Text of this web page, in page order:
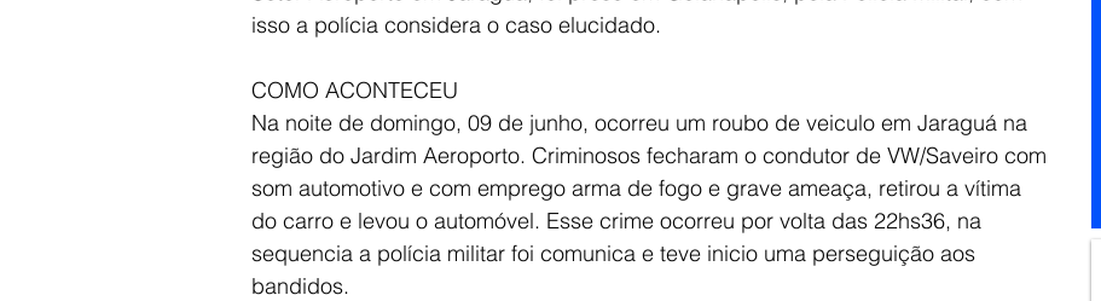
isso a polícia considera o caso elucidado.
COMO ACONTECEU
Na noite de domingo, 09 de junho, ocorreu um roubo de veiculo em Jaraguá na
região do Jardim Aeroporto. Criminosos fecharam o condutor de VW/Saveiro com
som automotivo e com emprego arma de fogo e grave ameaça, retirou a vítima
do carro e levou o automóvel. Esse crime ocorreu por volta das 22hs36, na
sequencia a polícia militar foi comunica e teve inicio uma perseguição aos
bandidos.